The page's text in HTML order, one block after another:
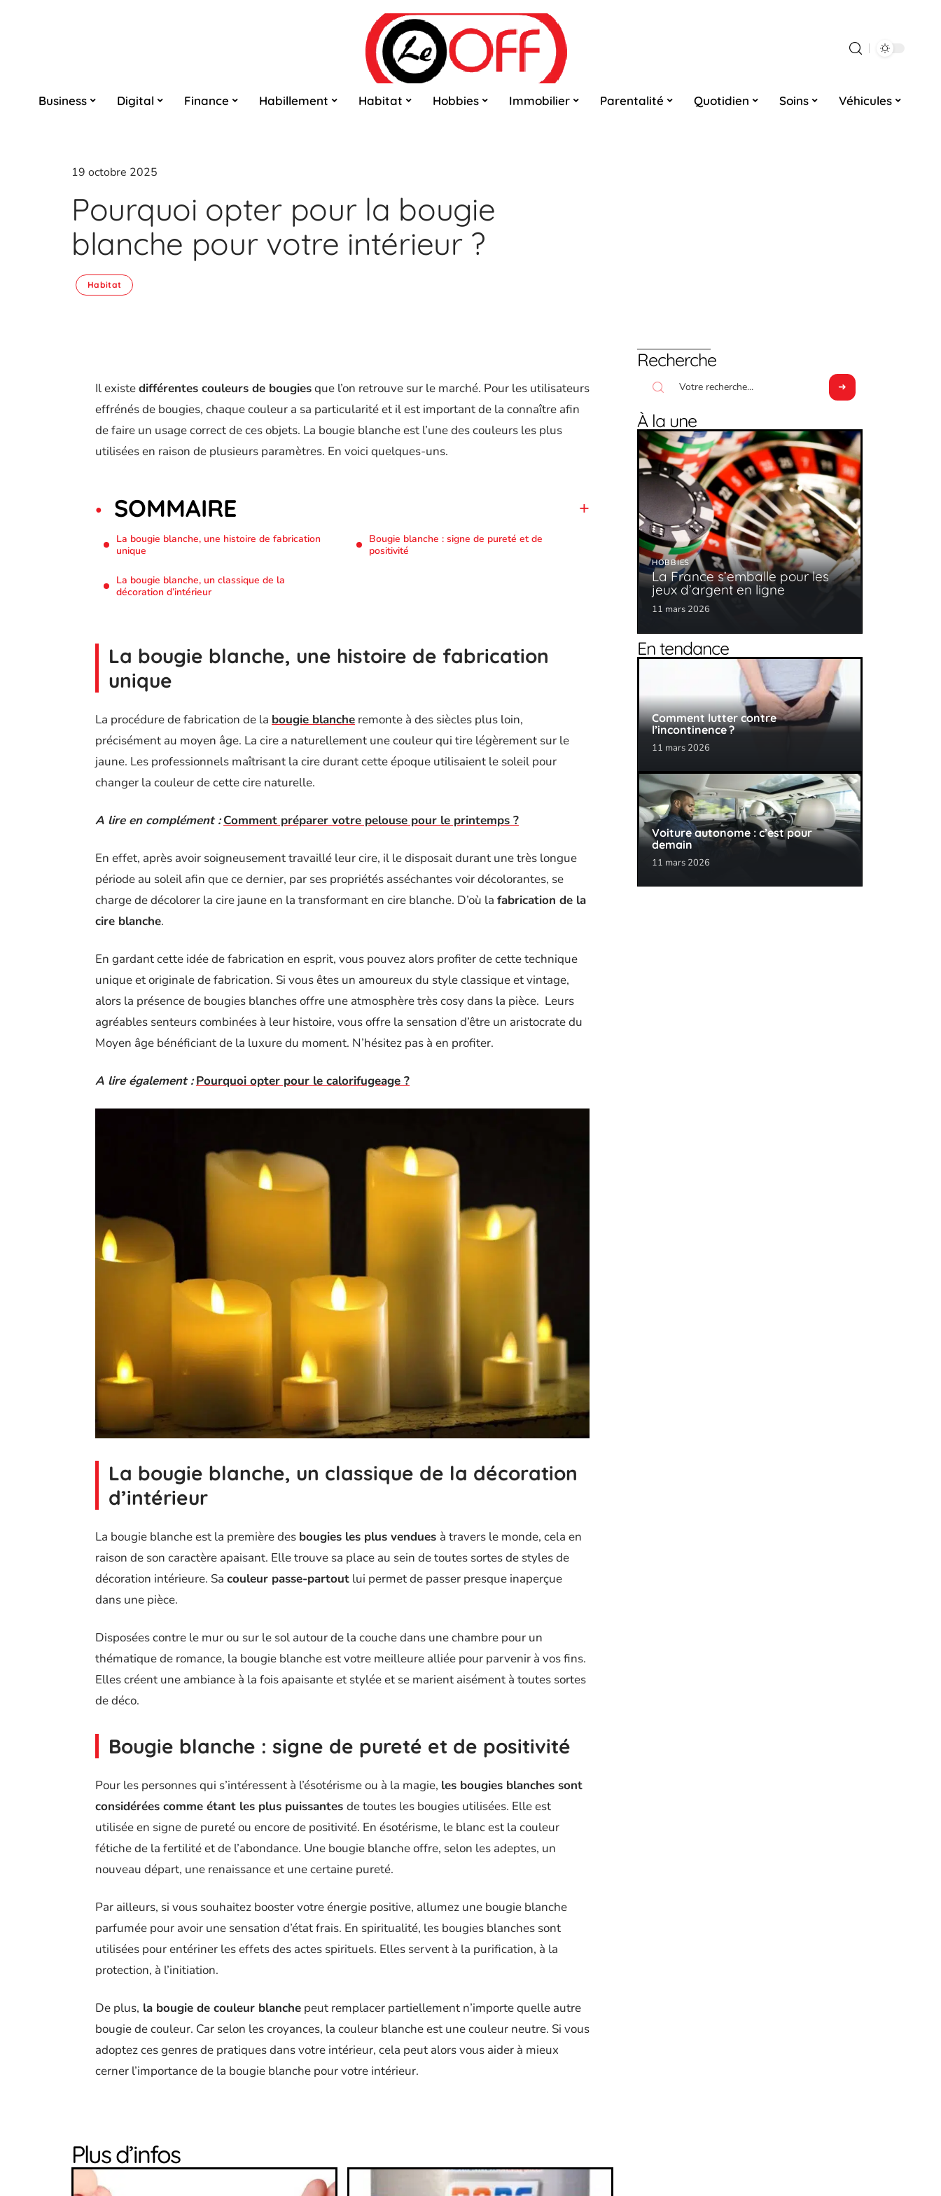
Business Digital Finance Habillement Habitat Hobbies Immobilier Parentalité Quotidien Soins Véhicules
19 octobre 2025
Pourquoi opter pour la bougie
blanche pour votre intérieur ?
Habitat
Il existedifférentes couleurs de bougiesque l’on retrouve sur le marché. Pour les utilisateurs
effrénés de bougies, chaque couleur a sa particularité et il est important de la connaître afin
de faire un usage correct de ces objets. La bougie blanche est l’une des couleurs les plus
utilisées en raison de plusieurs paramètres. En voici quelques-uns.
SOMMAIRE
La bougie blanche, une histoire de fabrication
unique
La bougie blanche, un classique de la
décoration d’intérieur
Bougie blanche : signe de pureté et de
positivité
La bougie blanche, une histoire de fabrication
unique
La procédure de fabrication de la bougie blanche remonte à des siècles plus loin,
précisément au moyen âge. La cire a naturellement une couleur qui tire légèrement sur le
jaune. Les professionnels maîtrisant la cire durant cette époque utilisaient le soleil pour
changer la couleur de cette cire naturelle.
A lire en complément : Comment préparer votre pelouse pour le printemps ?
En effet, après avoir soigneusement travaillé leur cire, il le disposait durant une très longue
période au soleil afin que ce dernier, par ses propriétés asséchantes voir décolorantes, se
charge de décolorer la cire jaune en la transformant en cire blanche. D’où la fabrication de la
cire blanche.
En gardant cette idée de fabrication en esprit, vous pouvez alors profiter de cette technique
unique et originale de fabrication. Si vous êtes un amoureux du style classique et vintage,
alors la présence de bougies blanches offre une atmosphère très cosy dans la pièce. Leurs
agréables senteurs combinées à leur histoire, vous offre la sensation d’être un aristocrate du
Moyen âge bénéficiant de la luxure du moment. N’hésitez pas à en profiter.
A lire également : Pourquoi opter pour le calorifugeage ?
La bougie blanche, un classique de la décoration
d’intérieur
La bougie blanche est la première des bougies les plus vendues à travers le monde, cela en
raison de son caractère apaisant. Elle trouve sa place au sein de toutes sortes de styles de
décoration intérieure. Sa couleur passe-partout lui permet de passer presque inaperçue
dans une pièce.
Disposées contre le mur ou sur le sol autour de la couche dans une chambre pour un
thématique de romance, la bougie blanche est votre meilleure alliée pour parvenir à vos fins.
Elles créent une ambiance à la fois apaisante et stylée et se marient aisément à toutes sortes
de déco.
Bougie blanche : signe de pureté et de positivité
Pour les personnes qui s’intéressent à l’ésotérisme ou à la magie, les bougies blanches sont
considérées comme étant les plus puissantes de toutes les bougies utilisées. Elle est
utilisée en signe de pureté ou encore de positivité. En ésotérisme, le blanc est la couleur
fétiche de la fertilité et de l’abondance. Une bougie blanche offre, selon les adeptes, un
nouveau départ, une renaissance et une certaine pureté.
Par ailleurs, si vous souhaitez booster votre énergie positive, allumez une bougie blanche
parfumée pour avoir une sensation d’état frais. En spiritualité, les bougies blanches sont
utilisées pour entériner les effets des actes spirituels. Elles servent à la purification, à la
protection, à l’initiation.
De plus, la bougie de couleur blanche peut remplacer partiellement n’importe quelle autre
bougie de couleur. Car selon les croyances, la couleur blanche est une couleur neutre. Si vous
adoptez ces genres de pratiques dans votre intérieur, cela peut alors vous aider à mieux
cerner l’importance de la bougie blanche pour votre intérieur.
Plus d’infos
Recherche
À la une
HOBBIES
La France s’emballe pour les
jeux d’argent en ligne
11 mars 2026
En tendance
Comment lutter contre
l’incontinence ?
11 mars 2026
Voiture autonome : c’est pour
demain
11 mars 2026